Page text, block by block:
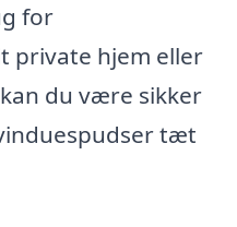
for
private hjem eller
du være sikker
tæt